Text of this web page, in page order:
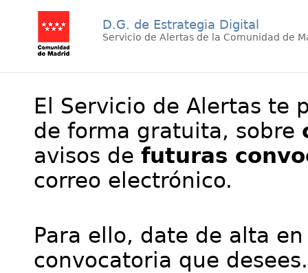
D.G. de Estrategia Digital
Servicio de Alertas de la Comunidad de
El Servicio de Alertas te
de forma gratuita, sobre
avisos de futuras
correo electrónico.
Para ello, date de alta
convocatoria que desees.